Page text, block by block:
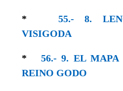
* 55.- 8.
VISIGODA
* 56.- 9. EL
REINO GODO